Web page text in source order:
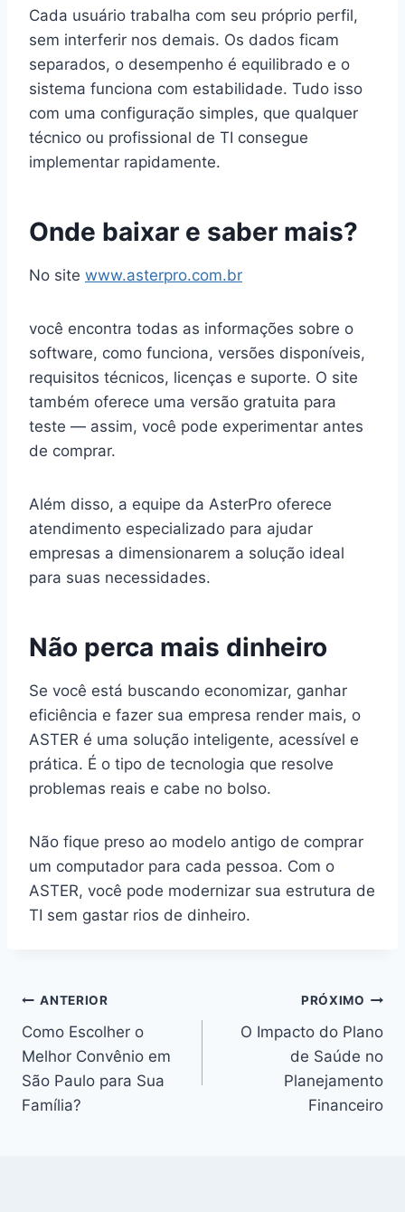
Cada usuário trabalha com seu próprio perfil,
sem interferir nos demais. Os dados ficam
separados, o desempenho é equilibrado e o
sistema funciona com estabilidade. Tudo isso
com uma configuração simples, que qualquer
técnico ou profissional de TI consegue
implementar rapidamente.
Onde baixar e saber mais?
No site www.asterpro.com.br
você encontra todas as informações sobre o
software, como funciona, versões disponíveis,
requisitos técnicos, licenças e suporte. O site
também oferece uma versão gratuita para
teste — assim, você pode experimentar antes
de comprar.
Além disso, a equipe da AsterPro oferece
atendimento especializado para ajudar
empresas a dimensionarem a solução ideal
para suas necessidades.
Não perca mais dinheiro
Se você está buscando economizar, ganhar
eficiência e fazer sua empresa render mais, o
ASTER é uma solução inteligente, acessível e
prática. É o tipo de tecnologia que resolve
problemas reais e cabe no bolso.
Não fique preso ao modelo antigo de comprar
um computador para cada pessoa. Com o
ASTER, você pode modernizar sua estrutura de
TI sem gastar rios de dinheiro.
Navegação
de
Post
ANTERIOR
Como Escolher o
Melhor Convênio em
São Paulo para Sua
Família?
PRÓXIMO
O Impacto do Plano
de Saúde no
Planejamento
Financeiro